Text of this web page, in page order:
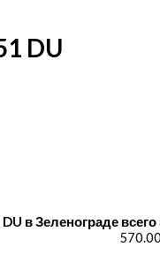
DU
в Зеленограде всего